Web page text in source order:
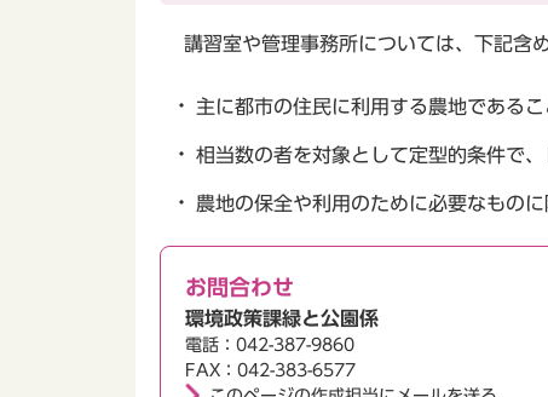
講習室や管理事務所については、下記含
主に都市の住民に利用する農地であるこ
相当数の者を対象として定型的条件で
農地の保全や利用のために必要なものに
お問合わせ
環境政策課緑と公園係
電話：042-387-9860
FAX：042-383-6577